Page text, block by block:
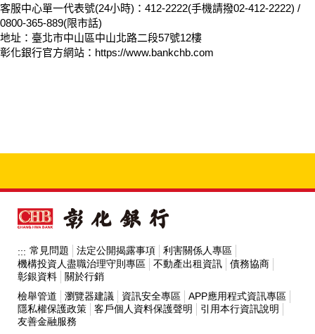
客服中心單一代表號(24小時)：412-2222(手機請撥02-412-2222) /
0800-365-889(限市話)
地址：臺北市中山區中山北路二段57號12樓
彰化銀行官方網站：https://www.bankchb.com
::: 常見問題 法定公開揭露事項
利害關係人專區
機構投資人盡職治理守則專區
不動產出租資訊
債務協商
彰銀資料
關於行銷
檢舉管道
瀏覽器建議 資訊安全專區
APP應用程式資訊專區
隱私權保護政策
客戶個人資料保護聲明
引用本行資訊說明
友善金融服務